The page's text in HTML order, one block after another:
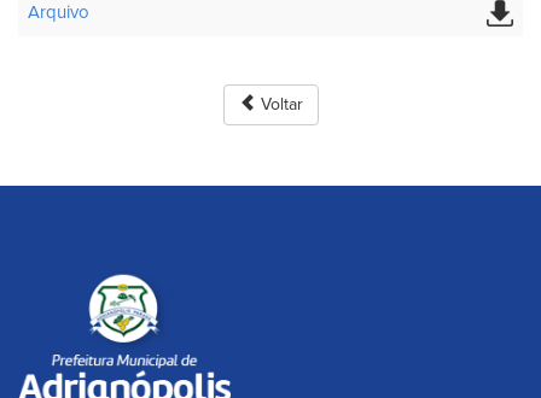
Arquivo
Voltar